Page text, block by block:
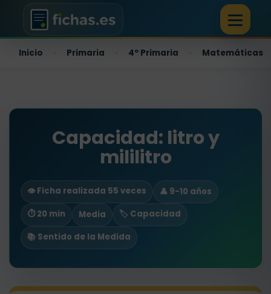
Inicio Primaria 4º Primaria Matemáticas
Capacidad: litro y
mililitro
👁️ Ficha realizada 55 veces
👤 9-10 años
⏱ 20 min
Media
🏷️ Capacidad
📚 Sentido de la Medida